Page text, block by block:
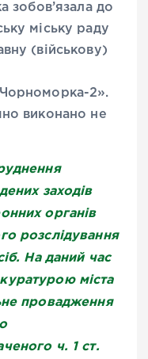
зобов’язала до
міську раду
(військову)
2».
виконано не
заходів
органів
розслідування
На даний час
міста
провадження
ч. 1 ст.